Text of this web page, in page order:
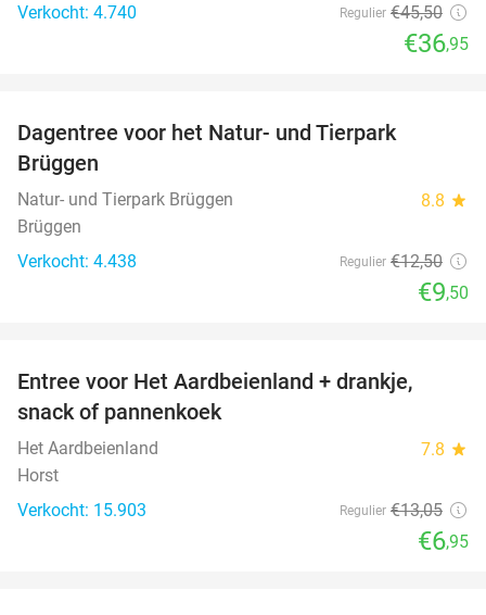
Verkocht: 4.740
Regulier €45,50
€36,95
Dagentree voor het Natur- und Tierpark
Brüggen
Natur- und Tierpark Brüggen 8.8 star
Brüggen
Verkocht: 4.438
Regulier €12,50
€9,50
Entree voor Het Aardbeienland + drankje,
snack of pannenkoek
Het Aardbeienland 7.8 star
Horst
Verkocht: 15.903
Regulier €13,05
€6,95